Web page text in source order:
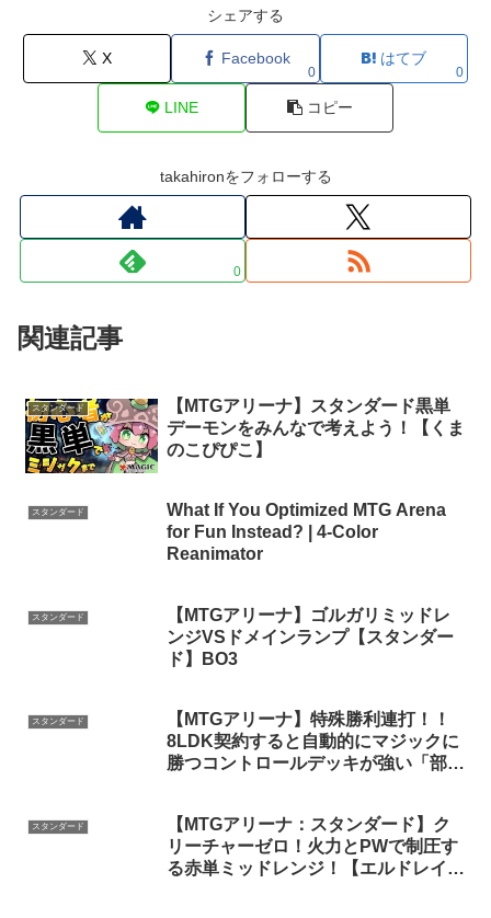
シェアする
X Facebook
0
はてブ
0
LINE コピー
takahironをフォローする
0
関連記事
スタンダード
【MTGアリーナ】スタンダード黒単
デーモンをみんなで考えよう！【くま
のこぴぴこ】
スタンダード
What If You Optimized MTG Arena
for Fun Instead? | 4-Color
Reanimator
スタンダード
【MTGアリーナ】ゴルガリミッドレ
ンジVSドメインランプ【スタンダー
ド】BO3
スタンダード
【MTGアリーナ】特殊勝利連打！！
8LDK契約すると自動的にマジックに
勝つコントロールデッキが強い「部屋
スタンダード
【MTGアリーナ：スタンダード】ク
リーチャーゼロ！火力とPWで制圧す
る赤単ミッドレンジ！【エルドレイン